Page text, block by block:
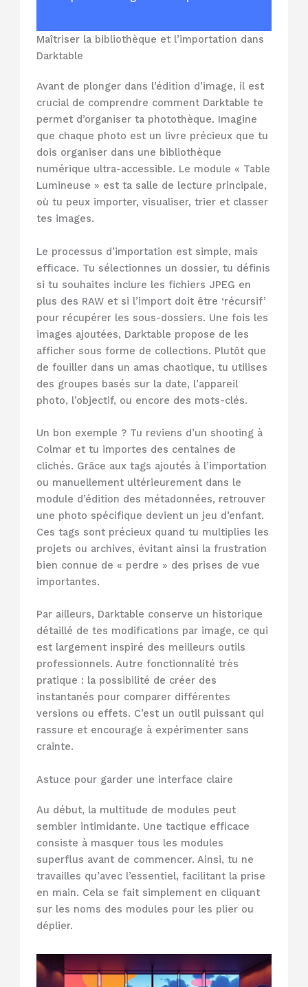
Maîtriser la bibliothèque et l’importation dans
Darktable
Avant de plonger dans l’édition d’image, il est
crucial de comprendre comment Darktable te
permet d’organiser ta photothèque. Imagine
que chaque photo est un livre précieux que tu
dois organiser dans une bibliothèque
numérique ultra-accessible. Le module « Table
Lumineuse » est ta salle de lecture principale,
où tu peux importer, visualiser, trier et classer
tes images.
Le processus d’importation est simple, mais
efficace. Tu sélectionnes un dossier, tu définis
si tu souhaites inclure les fichiers JPEG en
plus des RAW et si l’import doit être ‘récursif’
pour récupérer les sous-dossiers. Une fois les
images ajoutées, Darktable propose de les
afficher sous forme de collections. Plutôt que
de fouiller dans un amas chaotique, tu utilises
des groupes basés sur la date, l’appareil
photo, l’objectif, ou encore des mots-clés.
Un bon exemple ? Tu reviens d’un shooting à
Colmar et tu importes des centaines de
clichés. Grâce aux tags ajoutés à l’importation
ou manuellement ultérieurement dans le
module d’édition des métadonnées, retrouver
une photo spécifique devient un jeu d’enfant.
Ces tags sont précieux quand tu multiplies les
projets ou archives, évitant ainsi la frustration
bien connue de « perdre » des prises de vue
importantes.
Par ailleurs, Darktable conserve un historique
détaillé de tes modifications par image, ce qui
est largement inspiré des meilleurs outils
professionnels. Autre fonctionnalité très
pratique : la possibilité de créer des
instantanés pour comparer différentes
versions ou effets. C’est un outil puissant qui
rassure et encourage à expérimenter sans
crainte.
Astuce pour garder une interface claire
Au début, la multitude de modules peut
sembler intimidante. Une tactique efficace
consiste à masquer tous les modules
superflus avant de commencer. Ainsi, tu ne
travailles qu’avec l’essentiel, facilitant la prise
en main. Cela se fait simplement en cliquant
sur les noms des modules pour les plier ou
déplier.